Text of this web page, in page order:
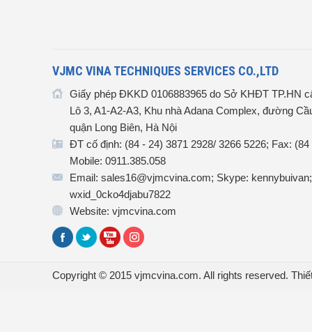
VJMC VINA TECHNIQUES SERVICES CO.,LTD
Giấy phép ĐKKD 0106883965 do Sở KHĐT TP.HN
Lô 3, A1-A2-A3, Khu nhà Adana Complex, đường
quận Long Biên, Hà Nội
ĐT cố định: (84 - 24) 3871 2928/ 3266 5226; Fax:
Mobile: 0911.385.058
Email: sales16@vjmcvina.com; Skype:
wxid_0cko4djabu7822
Website: vjmcvina.com
Copyright © 2015 vjmcvina.com. All rights reserved.